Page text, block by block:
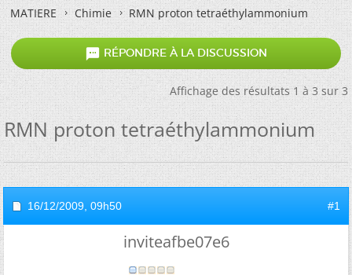
MATIERE
Chimie RMN proton tetraéthylammonium
 RÉPONDRE À LA DISCUSSION
Affichage des résultats 1 à 3 sur 3
RMN proton tetraéthylammonium
16/12/2009, 09h50 #1
inviteafbe07e6